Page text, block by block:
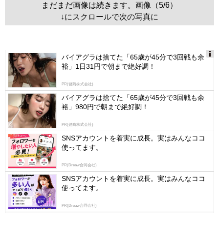
まだまだ画像は続きます。画像（5/6）
↓にスクロールで次の写真に
バイアグラは捨てた「65歳が45分で3回戦も余
裕」1日31円で朝まで絶好調！
PR(健商株式会社)
バイアグラは捨てた「65歳が45分で3回戦も余
裕」980円で朝まで絶好調！
PR(健商株式会社)
SNSアカウントを着実に成長。実はみんなココ
使ってます。
PR(Dreaw合同会社)
SNSアカウントを着実に成長。実はみんなココ
使ってます。
PR(Dreaw合同会社)